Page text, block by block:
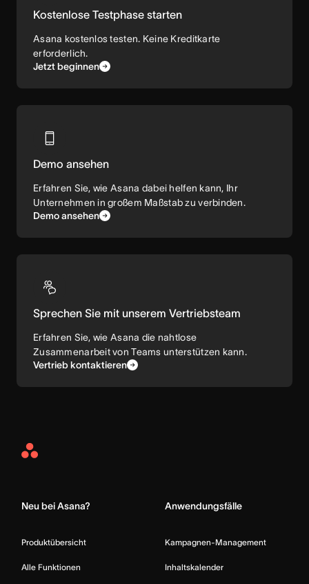
Kostenlose Testphase starten
Asana kostenlos testen. Keine Kreditkarte
erforderlich.
Jetzt beginnen
Demo ansehen
Erfahren Sie, wie Asana dabei helfen kann, Ihr
Unternehmen in großem Maßstab zu verbinden.
Demo ansehen
Sprechen Sie mit unserem Vertriebsteam
Erfahren Sie, wie Asana die nahtlose
Zusammenarbeit von Teams unterstützen kann.
Vertrieb kontaktieren
Asana
Neu bei Asana?
Produktübersicht
Alle Funktionen
Anwendungsfälle
Kampagnen-Management
Inhaltskalender